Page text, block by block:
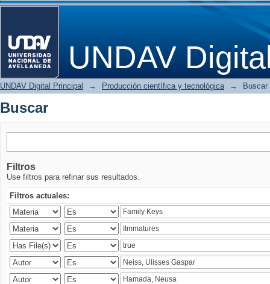
UNDAV
Buscar
UNDAV Digital Principal → Producción científica y tecnológica → Buscar
Buscar
Filtros
Use filtros para refinar sus resultados.
Filtros actuales: